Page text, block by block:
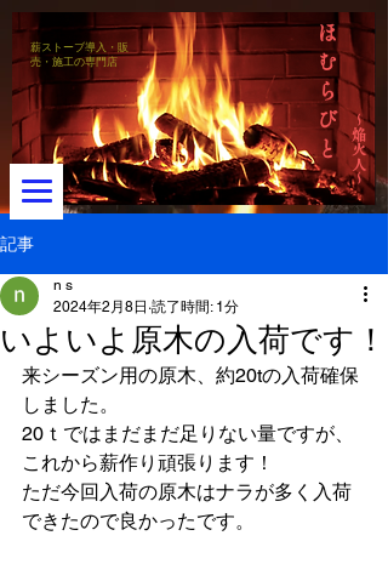
メニュー
薪ストーブ導入・販
売・施工の専門店
ほ
む
ら
び
と
～焔火人～
記事
いよいよ原木の入荷です！
n s
2024年2月8日 読了時間: 1分
来シーズン用の原木、約20tの入荷確保
しました。
20ｔではまだまだ足りない量ですが、
これから薪作り頑張ります！
ただ今回入荷の原木はナラが多く入荷
できたので良かったです。